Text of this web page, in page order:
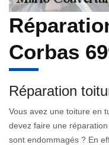
Corbas
Réparation
Vous avez une toiture en
devez faire une
sont endommagés ? En